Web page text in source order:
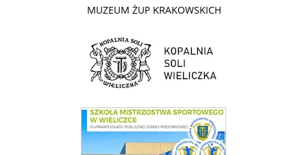
link do strony Kopalni Soli Wieliczka
link do SMS Wieliczka